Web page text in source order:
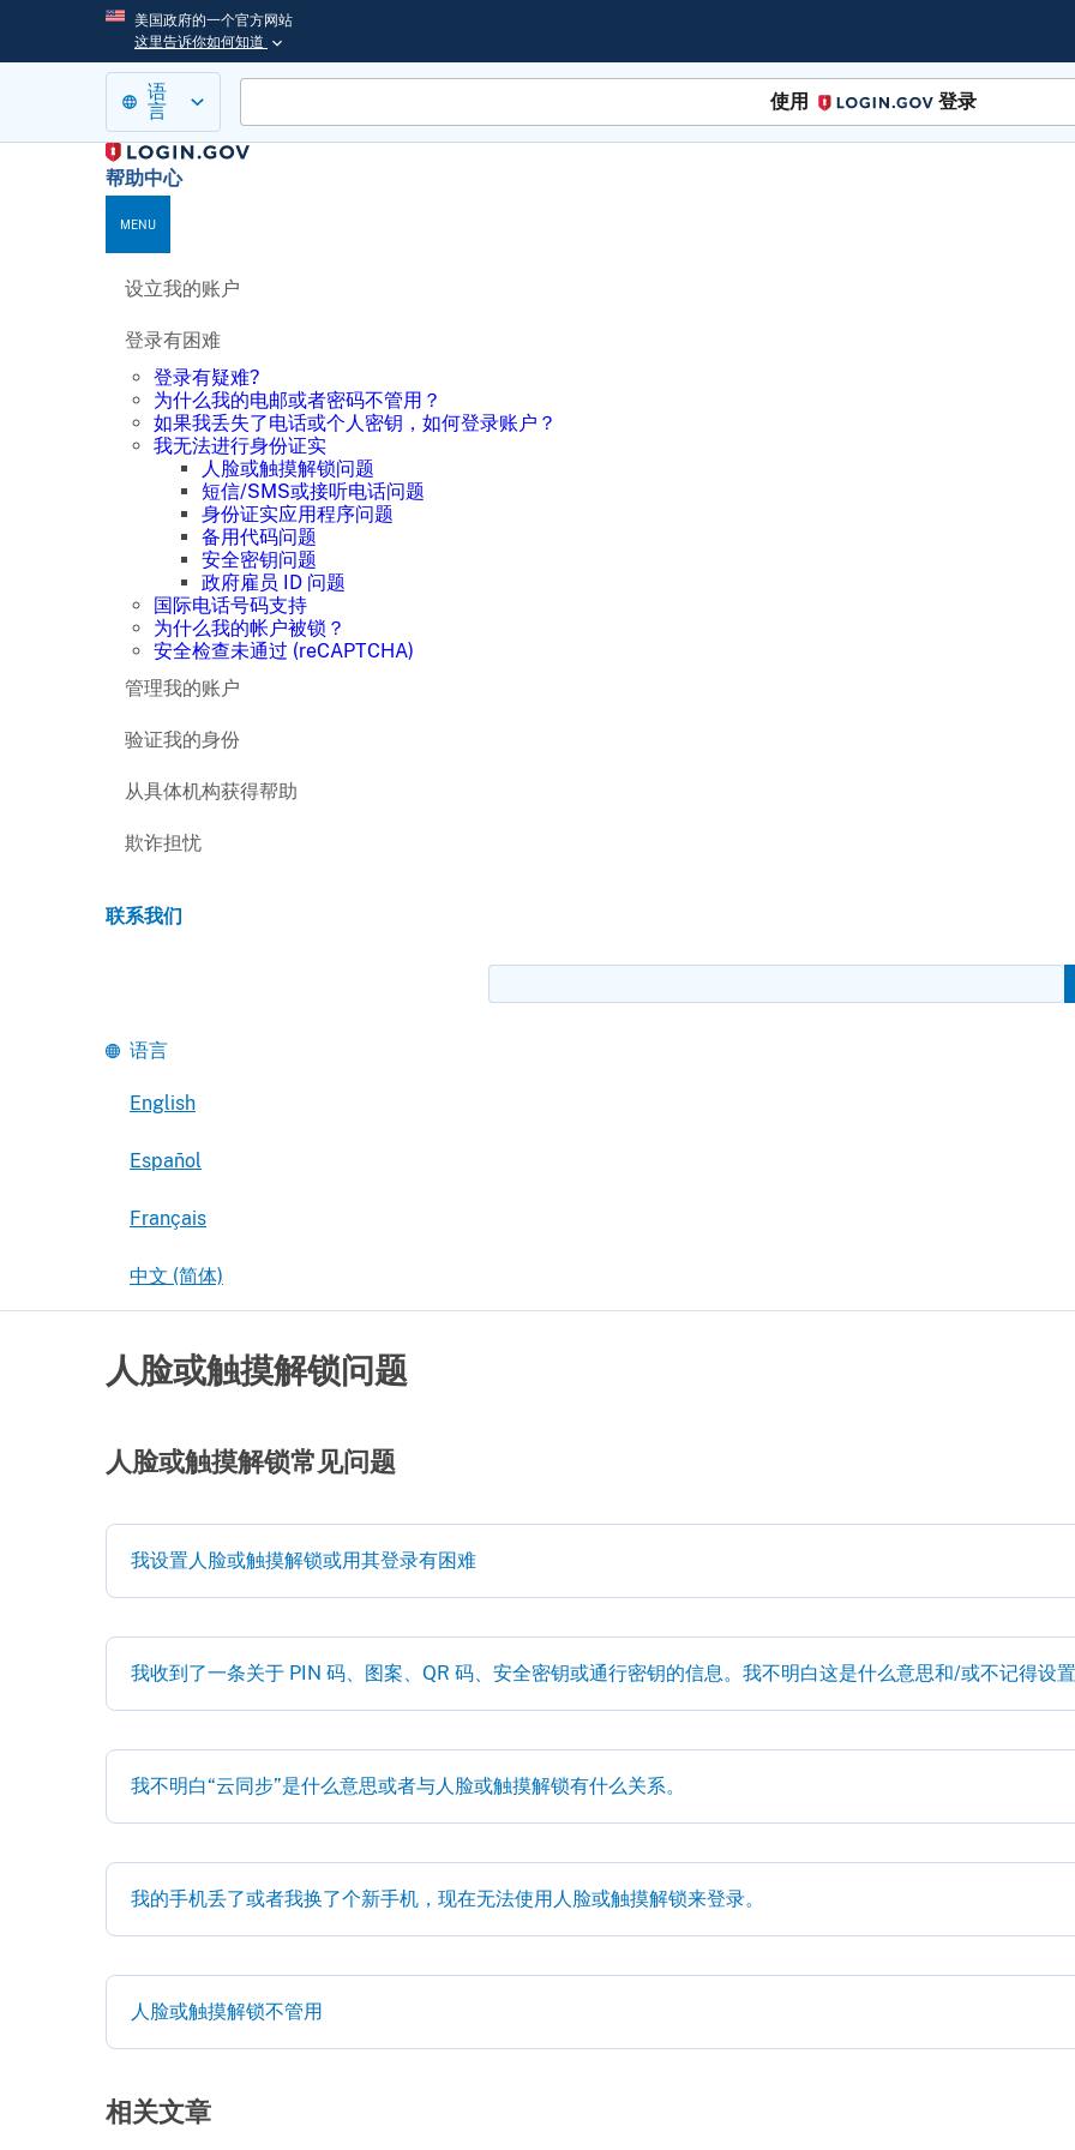
美国政府的一个官方网站
这里告诉你如何知道
语
言
使用 Login.gov 登录
帮助中心
MENU
设立我的账户
登录有困难
登录有疑难?
为什么我的电邮或者密码不管用？
如果我丢失了电话或个人密钥，如何登录账户？
我无法进行身份证实
人脸或触摸解锁问题
短信/SMS或接听电话问题
身份证实应用程序问题
备用代码问题
安全密钥问题
政府雇员 ID 问题
国际电话号码支持
为什么我的帐户被锁？
安全检查未通过 (reCAPTCHA)
管理我的账户
验证我的身份
从具体机构获得帮助
欺诈担忧
联系我们
语言
English
Español
Français
中文 (简体)
人脸或触摸解锁问题
人脸或触摸解锁常见问题
我设置人脸或触摸解锁或用其登录有困难
我收到了一条关于 PIN 码、图案、QR 码、安全密钥或通行密钥的信息。我不明白这是什么意思和/或不记得设
我不明白“云同步”是什么意思或者与人脸或触摸解锁有什么关系。
我的手机丢了或者我换了个新手机，现在无法使用人脸或触摸解锁来登录。
人脸或触摸解锁不管用
相关文章